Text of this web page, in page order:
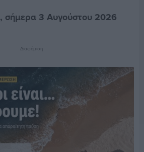
σήμερα 3 Αυγούστου 2026
Διαφήμιση